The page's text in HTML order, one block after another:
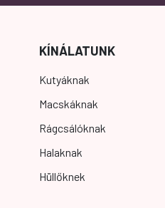
KÍNÁLATUNK
Kutyáknak
Macskáknak
Rágcsálóknak
Halaknak
Hüllőknek